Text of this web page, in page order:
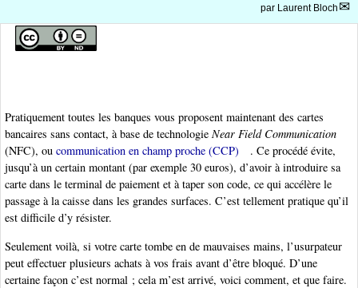
par Laurent Bloch
Pratiquement toutes les banques vous proposent maintenant des cartes
bancaires sans contact, à base de technologie Near Field Communication
(NFC), ou communication en champ proche (CCP)
. Ce procédé évite,
jusqu’à un certain montant (par exemple 30 euros), d’avoir à introduire sa
carte dans le terminal de paiement et à taper son code, ce qui accélère le
passage à la caisse dans les grandes surfaces. C’est tellement pratique qu’il
est difficile d’y résister.
Seulement voilà, si votre carte tombe en de mauvaises mains, l’usurpateur
peut effectuer plusieurs achats à vos frais avant d’être bloqué. D’une
certaine façon c’est normal ; cela m’est arrivé, voici comment, et que faire.